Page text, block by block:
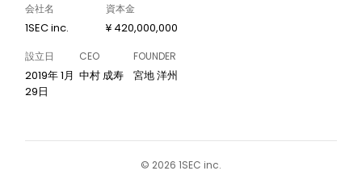
会社名
1SEC inc.
資本金
¥ 420,000,000
設立日
2019年 1月
29日
CEO
中村 成寿
FOUNDER
宮地 洋州
©︎ 2026 1SEC inc.